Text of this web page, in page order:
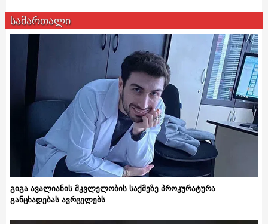
სამართალი
გიგა ავალიანის მკვლელობის საქმეზე პროკურატურა
განცხადებას ავრცელებს